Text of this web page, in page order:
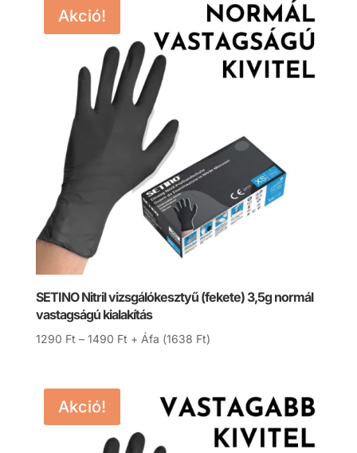
Akció!
SETINO Nitril vizsgálókesztyű (fekete) 3,5g normál
vastagságú kialakítás
1290 Ft – 1490 FtÁrtartomány:
+ Áfa (1638 Ft)
Akció!